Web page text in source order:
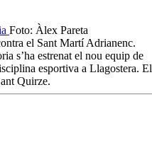
Foto: Àlex Pareta
el Sant Martí Adrianenc.
s’ha estrenat el nou equip de
esportiva a Llagostera. El
Quirze.